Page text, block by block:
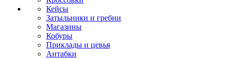
Кейсы
Затыльники и гребни
Магазины
Кобуры
Приклады и цевья
Антабки